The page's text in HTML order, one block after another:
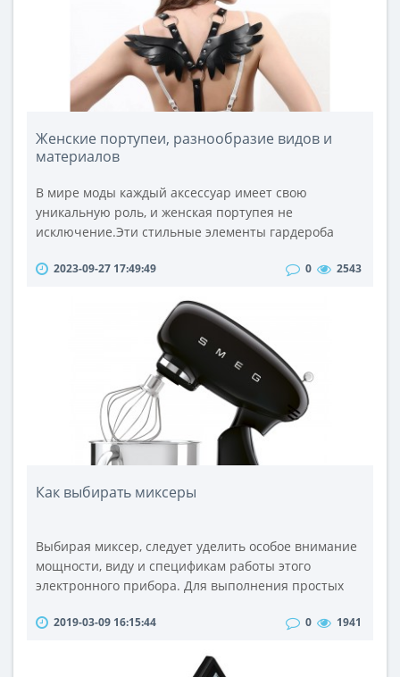
Женские портупеи, разнообразие видов и
материалов
В мире моды каждый аксессуар имеет свою
уникальную роль, и женская портупея не
исключение.Эти стильные элементы гардероба
женщин, придавая им элегантность,
статье мы исследуем разнообразие видов и
материалов, из которых создаются женские
портупеи, и рассмотрим, как они способны
изменить ваш образ. Разнообра..
2023-09-27 17:49:49 0 2543
Как выбирать миксеры
Выбирая миксер, следует уделить особое внимание
мощности, виду и спецификам работы этого
электронного прибора. Для выполнения простых
можно выбрать миксер ручного типа с мощностью
Вам нужно будет самостоятельно держать его в
2019-03-09 16:15:44 0 1941